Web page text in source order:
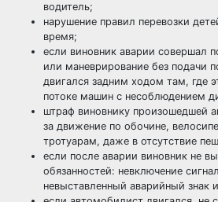
водитель;
нарушение правил перевозки
время;
если виновник аварии совершал
или маневрирование без подачи
двигался задним ходом там, где
потоке машин с несоблюдением
штраф виновнику произошедшей
за движение по обочине,
тротуарам, даже в отсутствие
если после аварии виновник не
обязанностей: невключение
невыставленный аварийный знак